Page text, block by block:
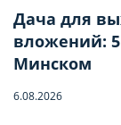
Дача для
вложений: 5
Минском
6.08.2026